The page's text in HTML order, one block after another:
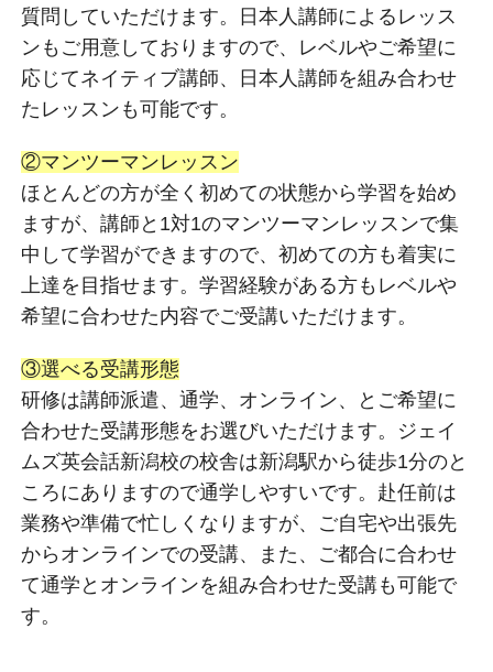
質問していただけます。日本人講師によるレッス
ンもご用意しておりますので、レベルやご希望に
応じてネイティブ講師、日本人講師を組み合わせ
たレッスンも可能です。
②マンツーマンレッスン
ほとんどの方が全く初めての状態から学習を始め
ますが、講師と1対1のマンツーマンレッスンで集
中して学習ができますので、初めての方も着実に
上達を目指せます。学習経験がある方もレベルや
希望に合わせた内容でご受講いただけます。
③選べる受講形態
研修は講師派遣、通学、オンライン、とご希望に
合わせた受講形態をお選びいただけます。ジェイ
ムズ英会話新潟校の校舎は新潟駅から徒歩1分のと
ころにありますので通学しやすいです。赴任前は
業務や準備で忙しくなりますが、ご自宅や出張先
からオンラインでの受講、また、ご都合に合わせ
て通学とオンラインを組み合わせた受講も可能で
す。